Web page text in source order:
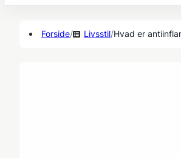
Forside/ Livsstil/Hvad er